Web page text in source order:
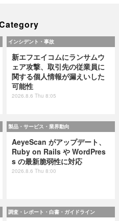
インシデント・事故
新エフエイコムにランサムウ
ェア攻撃、取引先の従業員に
関する個人情報が漏えいした
可能性
2026.8.6 Thu 8:05
製品・サービス・業界動向
AeyeScan がアップデート、
Ruby on Rails や WordPres
s の最新脆弱性に対応
2026.8.6 Thu 8:00
調査・レポート・白書・ガイドライン